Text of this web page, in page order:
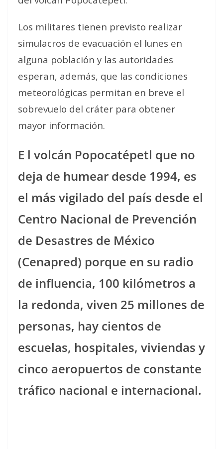
Los militares tienen previsto realizar
simulacros de evacuación el lunes en
alguna población y las autoridades
esperan, además, que las condiciones
meteorológicas permitan en breve el
sobrevuelo del cráter para obtener
mayor información.
E l volcán Popocatépetl que no
deja de humear desde 1994, es
el más vigilado del país desde el
Centro Nacional de Prevención
de Desastres de México
(Cenapred) porque en su radio
de influencia, 100 kilómetros a
la redonda, viven 25 millones de
personas, hay cientos de
escuelas, hospitales, viviendas y
cinco aeropuertos de constante
tráfico nacional e internacional.